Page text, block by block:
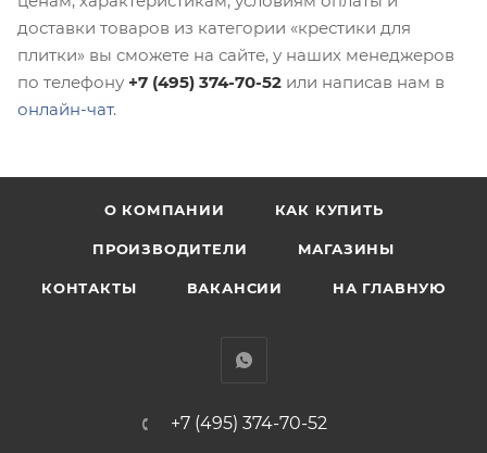
доставки товаров из категории «крестики для
плитки» вы сможете на сайте, у наших менеджеров
по телефону +7 (495) 374-70-52 или написав нам в
онлайн-чат.
О КОМПАНИИ КАК КУПИТЬ
ПРОИЗВОДИТЕЛИ МАГАЗИНЫ
КОНТАКТЫ ВАКАНСИИ НА ГЛАВНУЮ
+7 (495) 374-70-52